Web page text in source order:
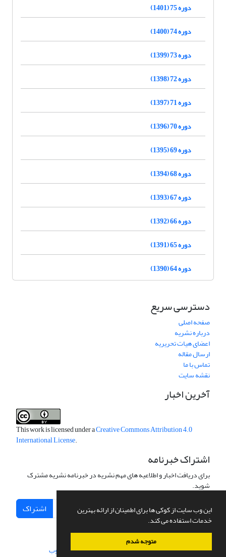
این وب سایت از کوکی ها برای اطمینان از ارائه بهترین
خدمات استفاده می کند.
متوجه شدم
دوره 75 (1401)
دوره 74 (1400)
دوره 73 (1399)
دوره 72 (1398)
دوره 71 (1397)
دوره 70 (1396)
دوره 69 (1395)
دوره 68 (1394)
دوره 67 (1393)
دوره 66 (1392)
دوره 65 (1391)
دوره 64 (1390)
دسترسی سریع
صفحه اصلی
درباره نشریه
اعضای هیات تحریریه
ارسال مقاله
تماس با ما
نقشه سایت
آخرین اخبار
This work is licensed under aCreative Commons Attribution 4.0
International License.
اشتراک خبرنامه
برای دریافت اخبار و اطلاعیه های مهم نشریه در خبرنامه نشریه مشترک
شوید.
اشتراک
سامانه مدیریت نشریات علمی.طراحی و پیاده سازی از سیناوب